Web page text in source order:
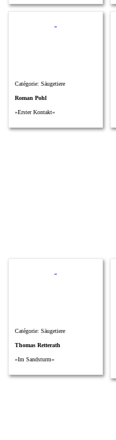
Catégorie: Säugetiere
Roman Pohl
»Erster Kontakt«
Catégorie: Säugetiere
Thomas Retterath
»Im Sandsturm«